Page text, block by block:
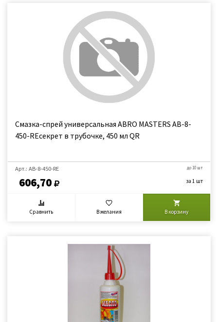
Смазка-спрей универсальная ABRO MASTERS AB-8-
450-REсекрет в трубочке, 450 мл QR
Арт.: AB-8-450-RE
606,70
до 10 шт
за 1 шт
Сравнить В желания В корзину